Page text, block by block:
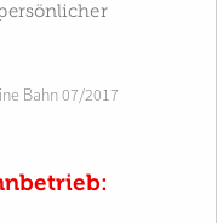
Bahn 07/2017